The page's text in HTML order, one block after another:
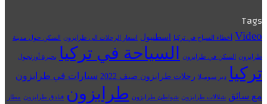
Tags
Video أخطاء السياح في تركيا اسطنبول اسعار الرحلات الى طرابزون السكن حول مدينة
طرابزون السكن في طرابزون السياحة في تركيا بحيرة أوزنجول
تركيا دير سوميلا رحلات طرابزون صيف 2022
سيارات في طرابزون
مع سائق شلالات طرابزون شواطئ طرابزون طرابزون فنادق طرابزون مطار